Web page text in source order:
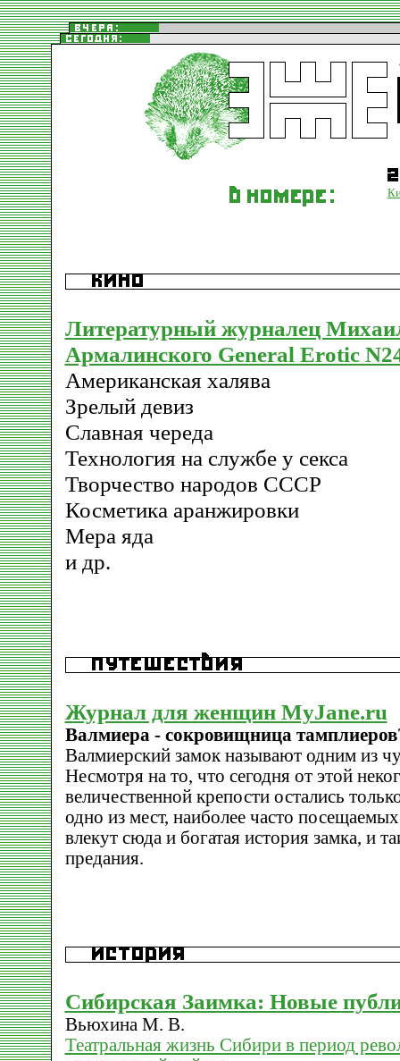
Литературный журналец
Армалинского General Erotic
Американская халява
Зрелый девиз
Славная череда
Технология на службе у секса
Творчество народов СССР
Косметика аранжировки
Мера яда
и др.
Журнал для женщин MyJane.ru
Валмиера - сокровищница
Валмиерский замок называют одним из
Несмотря на то, что сегодня от этой
величественной крепости остались
одно из мест, наиболее часто
влекут сюда и богатая история замка, и
предания.
Сибирская Заимка: Новые
Вьюхина М. В.
Театральная жизнь Сибири в период